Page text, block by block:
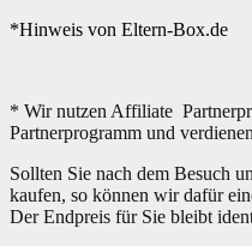
*Hinweis von Eltern-Box.de
* Wir nutzen Affiliate
Partnerprogramm und
Sollten Sie nach dem Besuch
kaufen, so können wir dafür
Der Endpreis für Sie bleibt